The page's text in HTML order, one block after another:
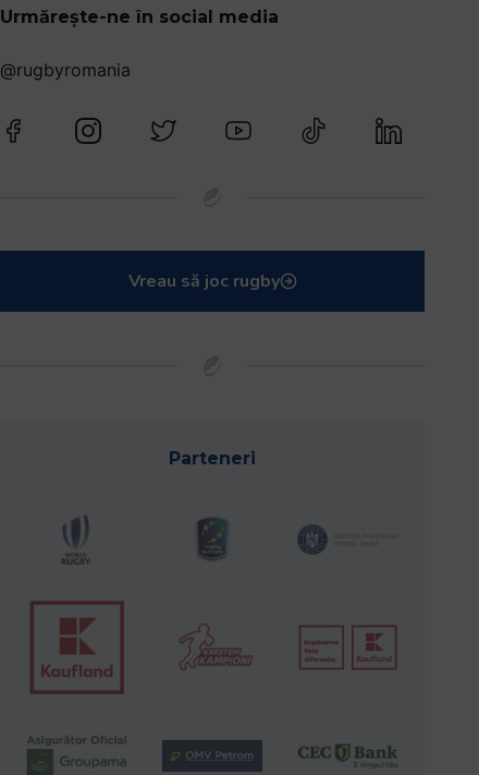
Urmărește-ne în social media
@rugbyromania
Vreau să joc rugby
Parteneri